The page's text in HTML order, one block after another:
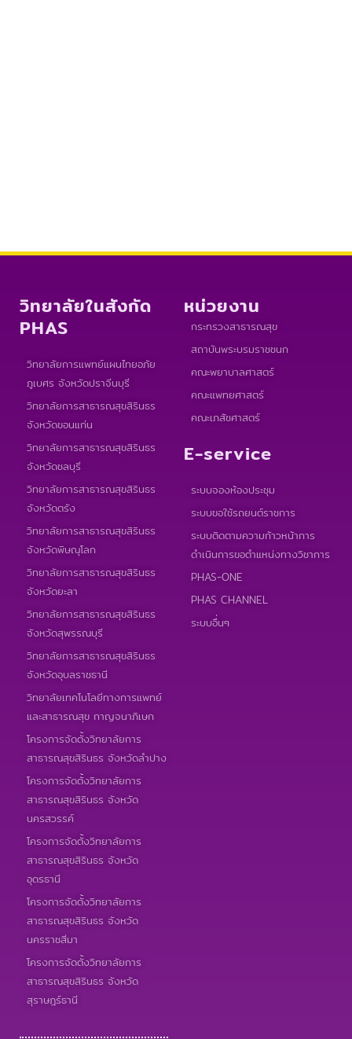
วิทยาลัยในสังกัด
PHAS
วิทยาลัยการแพทย์แผนไทยอภัย
ภูเบศร จังหวัดปราจีนบุรี
วิทยาลัยการสาธารณสุขสิรินธร
จังหวัดขอนแก่น
วิทยาลัยการสาธารณสุขสิรินธร
จังหวัดชลบุรี
วิทยาลัยการสาธารณสุขสิรินธร
จังหวัดตรัง
วิทยาลัยการสาธารณสุขสิรินธร
จังหวัดพิษณุโลก
วิทยาลัยการสาธารณสุขสิรินธร
จังหวัดยะลา
วิทยาลัยการสาธารณสุขสิรินธร
จังหวัดสุพรรณบุรี
วิทยาลัยการสาธารณสุขสิรินธร
จังหวัดอุบลราชธานี
วิทยาลัยเทคโนโลยีทางการแพทย์
และสาธารณสุข กาญจนาภิเษก
โครงการจัดตั้งวิทยาลัยการ
สาธารณสุขสิรินธร จังหวัดลำปาง
โครงการจัดตั้งวิทยาลัยการ
สาธารณสุขสิรินธร จังหวัด
นครสวรรค์
โครงการจัดตั้งวิทยาลัยการ
สาธารณสุขสิรินธร จังหวัด
อุดรธานี
โครงการจัดตั้งวิทยาลัยการ
สาธารณสุขสิรินธร จังหวัด
นครราชสีมา
โครงการจัดตั้งวิทยาลัยการ
สาธารณสุขสิรินธร จังหวัด
สุราษฎร์ธานี
หน่วยงาน
กระทรวงสาธารณสุข
สถาบันพระบรมราชชนก
คณะพยาบาลศาสตร์
คณะแพทยศาสตร์
คณะเภสัชศาสตร์
E-service
ระบบจองห้องประชุม
ระบบขอใช้รถยนต์ราชการ
ระบบติดตามความก้าวหน้าการ
ดำเนินการขอตำแหน่งทางวิชาการ
PHAS-ONE
PHAS CHANNEL
ระบบอื่นๆ